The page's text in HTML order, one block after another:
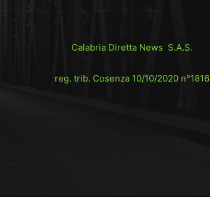
Calabria Diretta News S.A.S.
reg. trib. Cosenza 10/10/2020 n°1816